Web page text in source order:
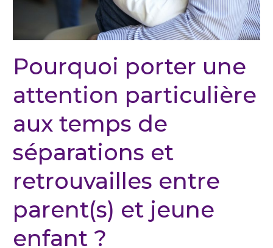
Pourquoi porter une
attention particulière
aux temps de
séparations et
retrouvailles entre
parent(s) et jeune
enfant ?
retrouvailles
entre
parent(s)
et
jeune
enfant ?